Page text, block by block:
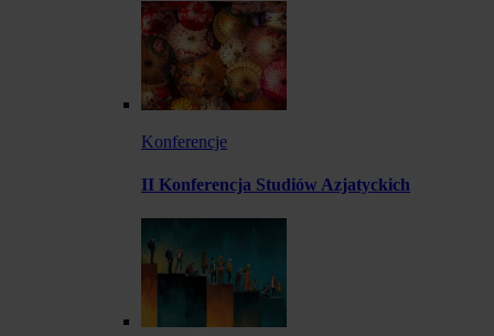
Konferencje
II Konferencja Studiów Azjatyckich